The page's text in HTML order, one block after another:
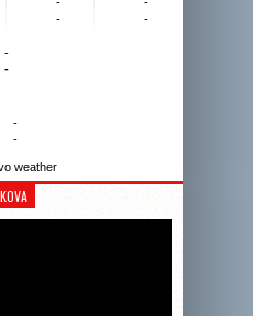
-
-
-
-
-
-
weather